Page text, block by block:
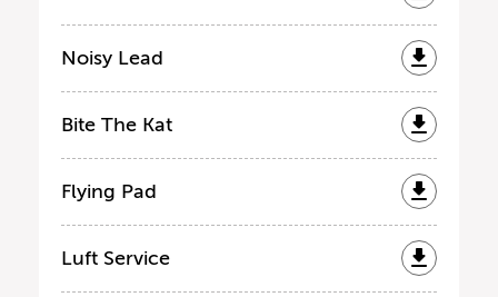
Noisy Lead
Bite The Kat
Flying Pad
Luft Service